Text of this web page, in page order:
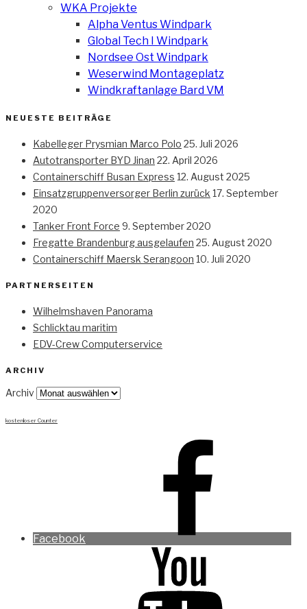
WKA Projekte
Alpha Ventus Windpark
Global Tech I Windpark
Nordsee Ost Windpark
Weserwind Montageplatz
Windkraftanlage Bard VM
NEUESTE BEITRÄGE
Kabelleger Prysmian Marco Polo 25. Juli 2026
Autotransporter BYD Jinan 22. April 2026
Containerschiff Busan Express 12. August 2025
Einsatzgruppenversorger Berlin zurück 17. September
2020
Tanker Front Force 9. September 2020
Fregatte Brandenburg ausgelaufen 25. August 2020
Containerschiff Maersk Serangoon 10. Juli 2020
PARTNERSEITEN
Wilhelmshaven Panorama
Schlicktau maritim
EDV-Crew Computerservice
ARCHIV
Archiv
kostenloser Counter
Facebook